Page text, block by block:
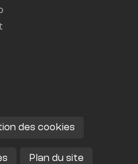
des cookies
Plan du site